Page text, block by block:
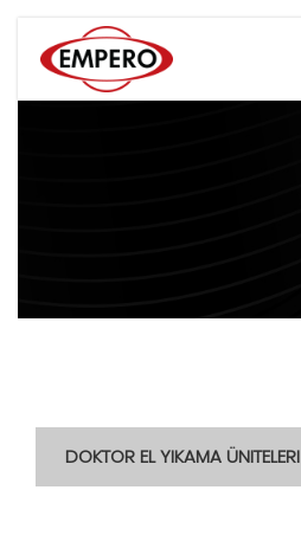
DOKTOR EL YIKAMA ÜNITELERI